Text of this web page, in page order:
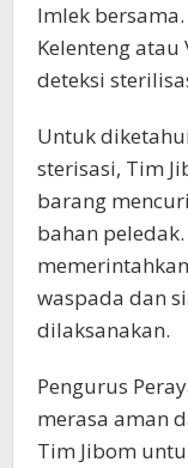
Imlek
Kelenteng
deteksi
Untuk
sterisasi, Tim
barang
bahan
waspada dan
dilaksanakan.
Pengurus
merasa aman
Tim Jibom